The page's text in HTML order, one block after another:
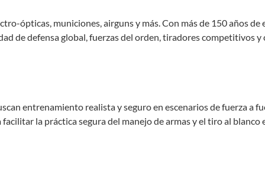
ópticas, municiones, airguns y más. Con más de 150 años
de defensa global, fuerzas del orden, tiradores competitivos
entrenamiento realista y seguro en escenarios de fuerza a
la práctica segura del manejo de armas y el tiro al blanco